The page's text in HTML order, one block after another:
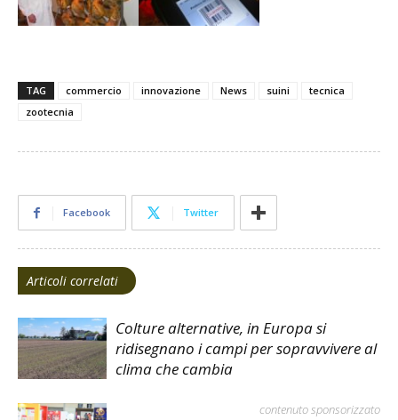
TAG commercio innovazione News suini
tecnica
zootecnia
Facebook Twitter
Articoli correlati
Colture alternative, in Europa si
ridisegnano i campi per sopravvivere al
clima che cambia
contenuto sponsorizzato